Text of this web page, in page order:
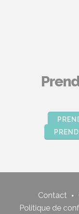
Contact
Politique de